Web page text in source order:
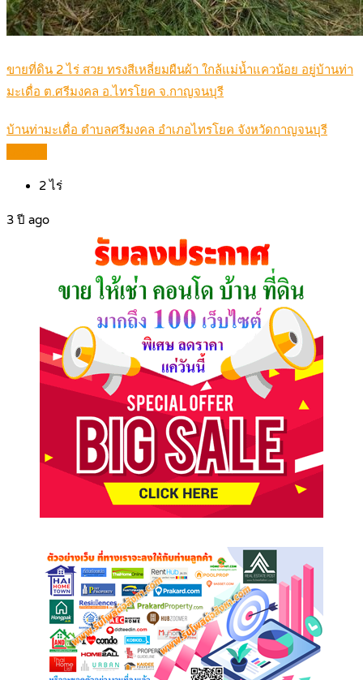
ขายที่ดิน 2 ไร่ สวย ทรงสีเหลี่ยมผืนผ้า ใกล้แม่น้ำแควน้อย อยู่บ้านท่า
มะเดื่อ ต.ศรีมงคล อ.ไทรโยค จ.กาญจนบุรี
บ้านท่ามะเดื่อ ตำบลศรีมงคล อำเภอไทรโยค จังหวัดกาญจนบุรี
2ไร่
3 ปี ago